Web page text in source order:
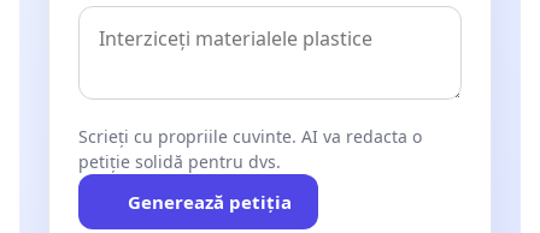
Scrieți cu propriile cuvinte. AI va redacta o
petiție solidă pentru dvs.
Generează petiția